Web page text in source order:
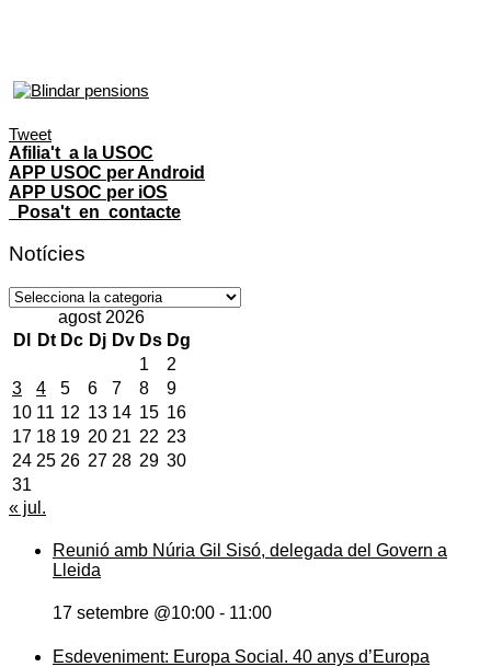
Tweet
Afilia't a la USOC
APP USOC per Android
APP USOC per iOS
Posa't en contacte
Notícies
Notícies
agost 2026
Dl
Dt Dc Dj Dv Ds Dg
1
2
3
4 5 6 7 8
9
10 11 12 13 14 15 16
17 18 19 20 21 22 23
24 25 26 27 28 29 30
31
« jul.
Reunió amb Núria Gil Sisó, delegada del Govern a
Lleida
17 setembre @10:00 - 11:00
Esdeveniment: Europa Social. 40 anys d’Europa